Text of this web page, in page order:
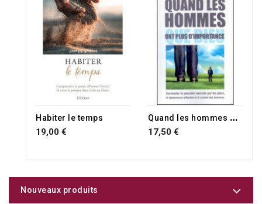
Habiter le temps
19,00 €
RUPTURE DE STOCK Q
uand les hommes ont plus d'importance que Dieu
17,50 €
Nouveaux produits